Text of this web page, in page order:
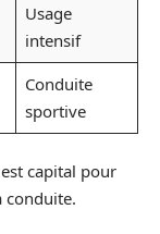
Usage
intensif
Conduite
sportive
capital pour
conduite.